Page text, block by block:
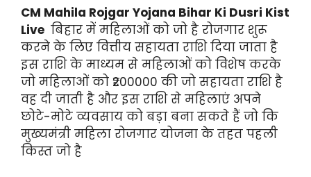
CM Mahila Rojgar Yojana Bihar Ki Dusri Kist
Live बिहार में महिलाओं को जो है रोजगार शुरू
करने के लिए वित्तीय सहायता राशि दिया जाता है
इस राशि के माध्यम से महिलाओं को विशेष करके
जो महिलाओं को ₹200000 की जो सहायता राशि है
वह दी जाती है और इस राशि से महिलाएं अपने
छोटे-मोटे व्यवसाय को बड़ा बना सकते हैं जो कि
मुख्यमंत्री महिला रोजगार योजना के तहत पहली
किस्त जो है